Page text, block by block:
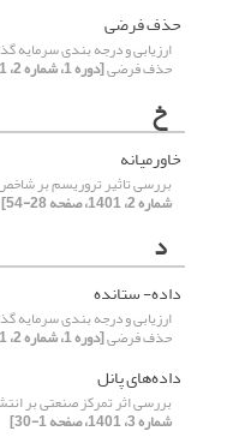
حذف فرضی
ارزیابی و درجه بندی سرمایه
حذف فرضی[دوره 1، شماره 2، 1401، صفحه 143-179]
خ
خاورمیانه
بررسی تاثیر تروریسم بر شاخص
شماره 2، 1401، صفحه 28-54]
د
داده- ستانده
ارزیابی و درجه بندی سرمایه
حذف فرضی[دوره 1، شماره 2، 1401، صفحه 143-179]
داده‌های پانل
بررسی اثر تمرکز صنعتی بر
شماره 3، 1401، صفحه 1-30]